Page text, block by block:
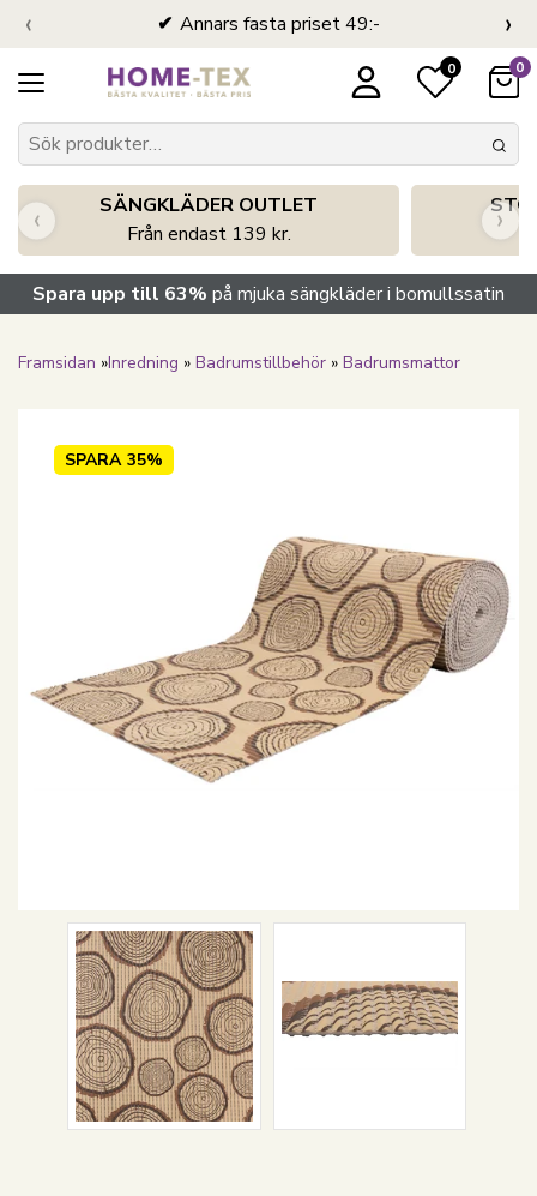
Annars fasta priset 49:-
‹ ›
0 0
SÄNGKLÄDER OUTLET
Från endast 139 kr.
‹ ›
Spara upp till 63% på mjuka sängkläder i bomullssatin
Framsidan »Inredning » Badrumstillbehör » Badrumsmattor
SPARA 35%